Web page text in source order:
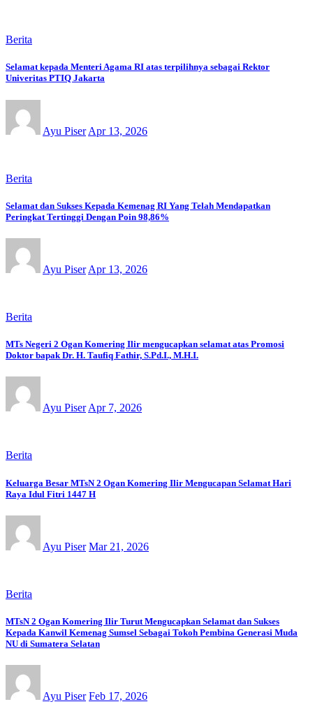
Berita
Selamat kepada Menteri Agama RI atas terpilihnya sebagai Rektor
Univeritas PTIQ Jakarta
Ayu Piser Apr 13, 2026
Berita
Selamat dan Sukses Kepada Kemenag RI Yang Telah Mendapatkan
Peringkat Tertinggi Dengan Poin 98,86%
Ayu Piser Apr 13, 2026
Berita
MTs Negeri 2 Ogan Komering Ilir mengucapkan selamat atas Promosi
Doktor bapak Dr. H. Taufiq Fathir, S.Pd.I., M.H.I.
Ayu Piser Apr 7, 2026
Berita
Keluarga Besar MTsN 2 Ogan Komering Ilir Mengucapan Selamat Hari
Raya Idul Fitri 1447 H
Ayu Piser Mar 21, 2026
Berita
MTsN 2 Ogan Komering Ilir Turut Mengucapkan Selamat dan Sukses
Kepada Kanwil Kemenag Sumsel Sebagai Tokoh Pembina Generasi Muda
NU di Sumatera Selatan
Ayu Piser Feb 17, 2026